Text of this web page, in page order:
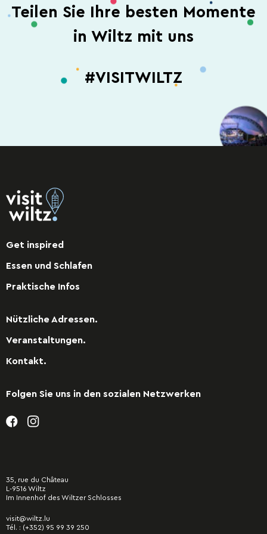
Teilen Sie Ihre besten Momente
in Wiltz mit uns
#VISITWILTZ
Get inspired
Essen und Schlafen
Praktische Infos
Nützliche Adressen.
Veranstaltungen.
Kontakt.
Folgen Sie uns in den sozialen Netzwerken
35, rue du Château
L-9516 Wiltz
Im Innenhof des Wiltzer Schlosses
visit@wiltz.lu
Tél. : (+352) 95 99 39 250